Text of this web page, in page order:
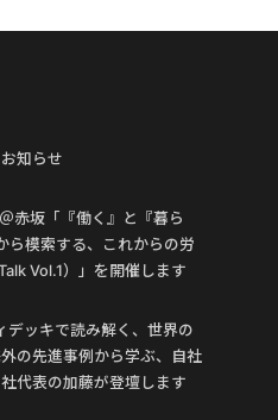
知らせ
赤坂「『働く』と『暮ら
ら模索する、これからの労
Vol.1）」を開催します
デッキで読み解く、世界の
の先進事例から学ぶ、自社
代表の加藤が登壇します